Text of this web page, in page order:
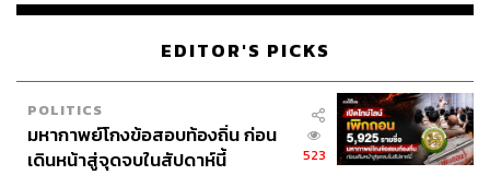
EDITOR'S PICKS
POLITICS
มหากาพย์โกงข้อสอบท้องถิ่น ก่อน
เดินหน้าสู่จุดจบในสัปดาห์นี้
523